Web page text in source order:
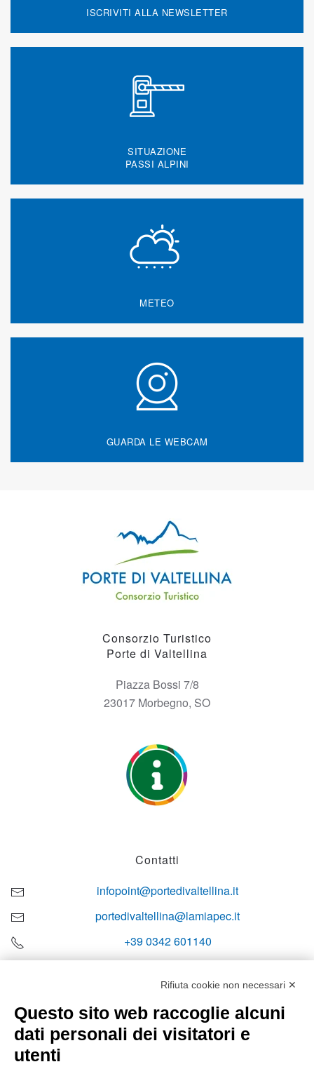
ISCRIVITI ALLA NEWSLETTER
SITUAZIONE
PASSI ALPINI
METEO
GUARDA LE WEBCAM
Consorzio Turistico
Porte di Valtellina
Piazza Bossi 7/8
23017 Morbegno, SO
Contatti
infopoint@portedivaltellina.it
portedivaltellina@lamiapec.it
+39 0342 601140
Orari di apertura
Rifiuta cookie non necessari ✕
Questo sito web raccoglie alcuni
dati personali dei visitatori e
utenti